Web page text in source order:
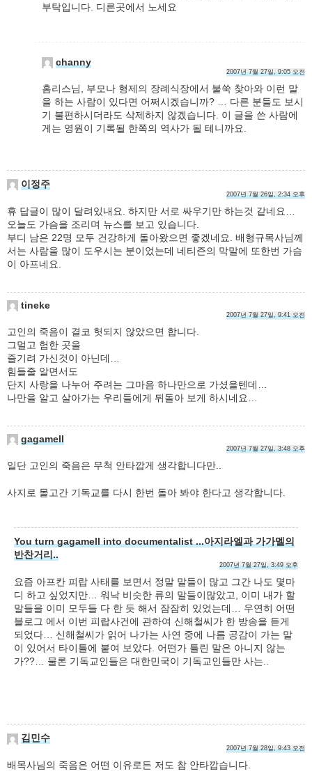
부탁입니다. 디른곳에서 노세요
channy
2007년 7월 27일, 9:05 오전
홈리스님, 부모나 형제의 장례식장에서 불쑥 찾아와 이런 말
을 하는 사람이 있다면 어쩌시겠습니까? … 다른 분들도 보시
기 불편하시더라도 삭제하지 않겠습니다. 이 글을 쓴 사람에
게는 영원이 기록될 한쪽의 역사가 될 테니까요.
이정주
2007년 7월 26일, 2:34 오후
휴 답글이 많이 달려있내요. 하지만 서로 싸우기만 하는것 같네요…
오늘도 가슴을 조리며 뉴스를 보고 있습니다.
부디 남은 22명 모두 건강하게 돌아왔으면 좋겠네요. 배형규목사님께
서는 사람을 많이 도우시는 분이었는데 네티즌의 막말에 또한번 가슴
이 아프네요.
tineke
2007년 7월 27일, 9:41 오전
고인의 죽음이 결코 헛되지 않았으면 합니다.
그멀고 험한 곳을
즐기려 가신것이 아닌데…
힘들줄 알면서도
단지 사랑을 나누어 주려는 그마음 하나만으로 가셨을텐데…
나만을 알고 살아가는 우리들에게 뒤돌아 보게 하시네요…
gagamell
2007년 7월 27일, 3:48 오후
일단 고인의 죽음은 무척 안타깝게 생각합니다만..
사지로 몰고간 기독교를 다시 한번 돌아 봐야 한다고 생각합니다.
You turn gagamell into documentalist ...아지라엘과 가가멜의
반찬거리..
2007년 7월 27일, 3:49 오후
요즘 아프칸 피랍 사태를 보면서 정말 말들이 많고 그간 나도 몇마
디 하고 싶었지만… 워낙 비슷한 류의 말들이많았고, 이미 내가 할
말들을 이미 모두들 다 한 듯 해서 잠잠히 있었는데… 우연히 어떤
블로그 에서 이번 피랍사건에 관하여 신해철씨가 한 방송을 듣게
되었다… 신해철씨가 읽어 나가는 사연 중에 나름 공감이 가는 말
이 있어서 타이틀에 붙여 보았다. 어떤가 틀린 말은 아니지 않는
가??… 물론 기독교인들은 대한민국이 기독교인들만 사는..
김민수
2007년 7월 28일, 9:43 오전
배목사님의 죽음은 어떤 이유로든 저도 참 안타깝습니다.